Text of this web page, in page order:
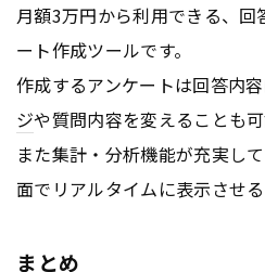
月額3万円から利用できる、
ート作成ツールです。
作成するアンケートは回答内
ジや質問内容を変えることも可
また集計・分析機能が充実し
面でリアルタイムに表示させる
まとめ